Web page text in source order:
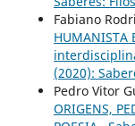
Fabiano
HUMANISTA
(2020):
Pedro Vitor
ORIGENS,